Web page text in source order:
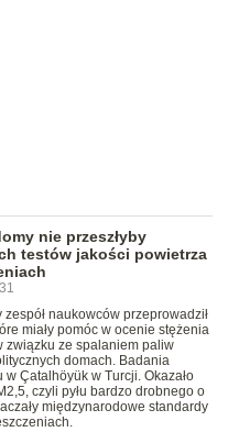
nie przeszłyby
testów jakości powietrza
naukowców przeprowadził
miały pomóc w ocenie stężenia
związku ze spalaniem paliw
domach. Badania
Çatalhöyük w Turcji. Okazało
czyli pyłu bardzo drobnego o
międzynarodowe standardy